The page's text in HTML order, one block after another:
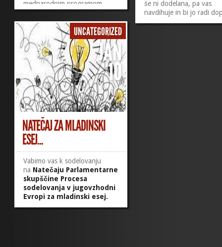
mednarodnim programom
Erasmus+, ki ga vodi prof.
angleščine Zorica Kozelj, izvaja
tečaj GRŠČINE za 8.r. OŠ.
Tečaj vodi Anja Eržen,
koordinatorica centra in
profesorica grškega jezika.
Skupno mladih pripravljamo za
enot…
še ni dodelana, pa vas
navdihuje in bi jo radi
UNCATEGORIZED
JAN
10
NATEČAJ ZA MLADINSKI
ESEJ...
Vabimo vas k sodelovanju
na Natečaju Parlamentarne
skupščine Procesa
sodelovanja v jugovzhodni
Evropi za mladinski esej.